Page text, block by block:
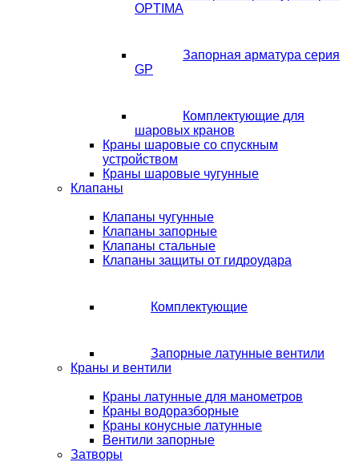
OPTIMA
Запорная арматура серия
GP
Комплектующие для
шаровых кранов
Краны шаровые со спускным
устройством
Краны шаровые чугунные
Клапаны
Клапаны чугунные
Клапаны запорные
Клапаны стальные
Клапаны защиты от гидроудара
Комплектующие
Запорные латунные вентили
Краны и вентили
Краны латунные для манометров
Краны водоразборные
Краны конусные латунные
Вентили запорные
Затворы